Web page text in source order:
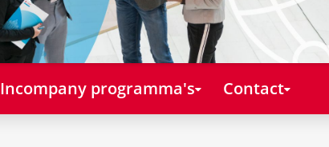
Incompany programma's Contact